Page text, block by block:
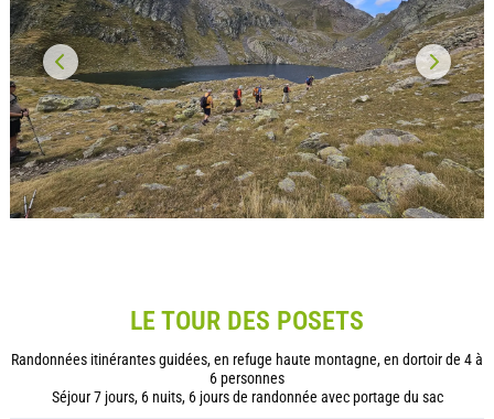
LE TOUR DES POSETS
Randonnées itinérantes guidées, en refuge haute montagne, en dortoir de 4 à
6 personnes
Séjour 7 jours, 6 nuits, 6 jours de randonnée avec portage du sac